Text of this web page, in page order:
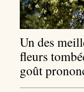
Un des
fleurs
goût